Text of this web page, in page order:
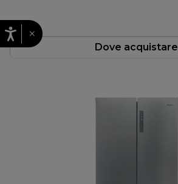
Dove acquistare
×